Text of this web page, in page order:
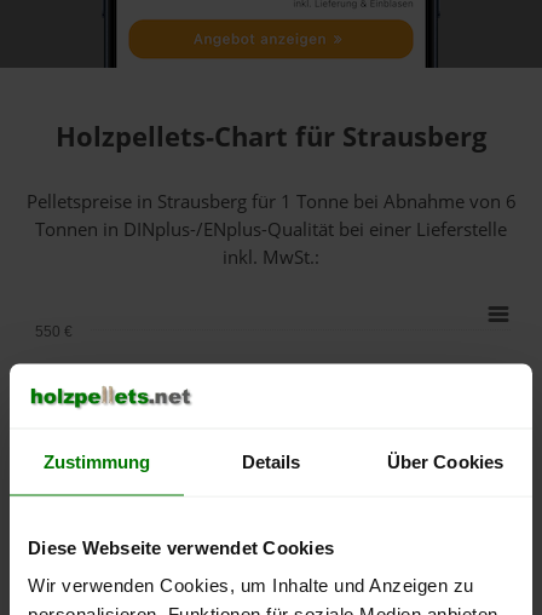
Zustimmung Details Über Cookies
Diese Webseite verwendet Cookies
Wir verwenden Cookies, um Inhalte und Anzeigen zu
Holzpellets-Chart für Strausberg
Pelletspreise in Strausberg für 1 Tonne bei Abnahmevon 6
Tonnen in DINplus-/ENplus-Qualität bei einer Lieferstelle
inkl. MwSt.:
300 €
350 €
400 €
500 €
550 €